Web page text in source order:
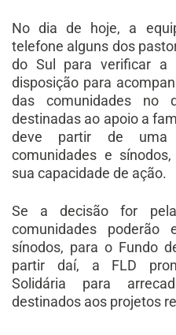
No dia de hoje, a
telefone alguns dos
do Sul para verificar a
disposição para
das comunidades
destinadas ao apoio a
deve partir de uma
comunidades e
sua capacidade de ação.
Se a decisão for
comunidades poderão
sínodos, para o Fundo
partir daí, a FLD
Solidária para
destinados aos projetos